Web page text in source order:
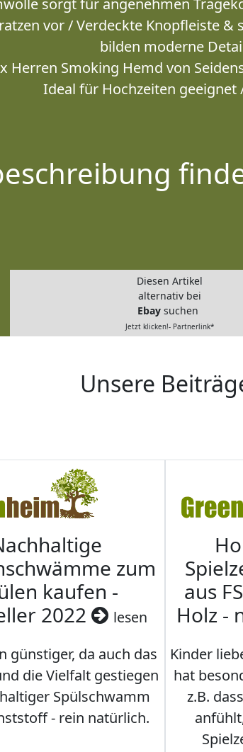
sorgt für angenehmen
vor / Verdeckte Knopfleiste
bilden moderne
Herren Smoking Hemd von
Ideal für Hochzeiten geeignet
Diesen Artikel
alternativ bei
Ebay suchen
Jetzt klicken!- Partnerlink*
Unsere
zum
kaufen -
2022
lesen
günstiger, da auch das
die Vielfalt gestiegen
Spülschwamm
- rein natürlich.
aus
Holz -
Kinder
hat
z.B.